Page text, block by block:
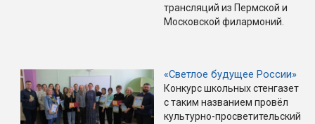
трансляций из Пермской и
Московской филармоний.
«Светлое будущее России»
Конкурс школьных стенгазет
с таким названием провёл
культурно-просветительский